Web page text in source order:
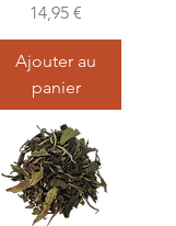
Prix
14,95 €
Ajouter au
panier